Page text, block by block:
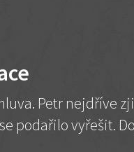
Petr nejdříve
podařilo vyřešit.